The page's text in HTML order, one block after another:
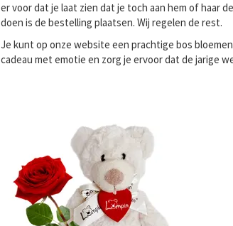
er voor dat je laat zien dat je toch aan hem of haar
doen is de bestelling plaatsen. Wij regelen de rest.
Je kunt op onze website een prachtige bos
cadeau met emotie en zorg je ervoor dat de jarige